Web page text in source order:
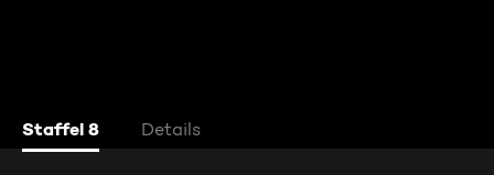
Staffel 8 Details